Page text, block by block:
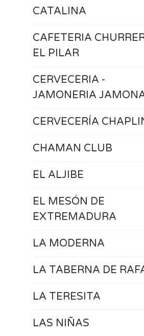
CATALINA
CAFETERIA
EL PILAR
CERVECERIA -
JAMONERIA
CERVECERÍA
CHAMAN CLUB
EL ALJIBE
EL MESÓN DE
EXTREMADURA
LA MODERNA
LA TABERNA DE
LA TERESITA
LAS NIÑAS